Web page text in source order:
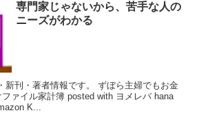
専門家じゃないから、苦手な人の
ニーズがわかる
新刊・著者情報です。 ずぼら主婦でもお金
ァイル家計簿 posted with ヨメレバ hana
K...